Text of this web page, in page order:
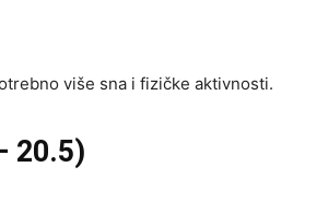
više sna i fizičke aktivnosti.
20.5)